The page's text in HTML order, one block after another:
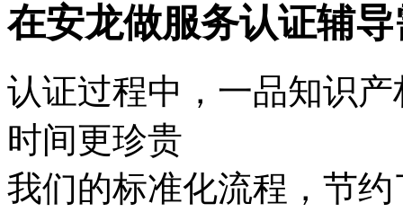
在安龙做服务认证辅
认证过程中，一品知识
时间更珍贵
我们的标准化流程，节